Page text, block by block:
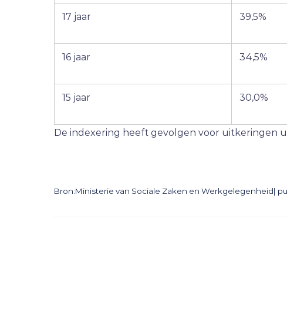
17 jaar 39,5%
16 jaar 34,5%
15 jaar 30,0%
De indexering heeft gevolgen voor uitkeringen
Bron:Ministerie van Sociale Zaken en Werkgelegenheid|